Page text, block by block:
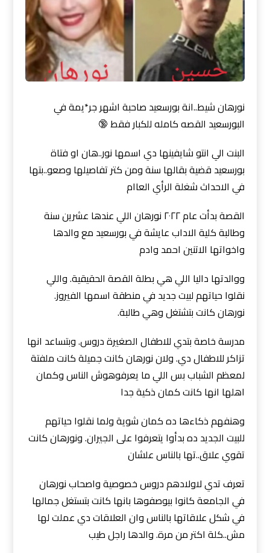
نورهان شيط..انة بورسعيد صاحبة اشهر جر*يمة في
البورسعيد القصه كامله للكبار فقط 🔞
البنت الي انتو شايفينها دي اسمها نور..هان او فتاة
بورسعيد قضية بقالها سنة ومن كتر تفاصيلها وصعو..بتها
في الاحداث شغلة الرأي العاام
القصة بدأت عام ٢٠٢٢ نورهان اللي عندها عشرين سنة
وطالبة كلية الاداب عايشة في بورسعيد مع والدها
واخواتها الاتنين احمد وادم
ووالدتها داليا اللي هي بطلة القصة الحقيقية. واللي
نقلوا حياتهم لبيت جديد في منطقة اسمها الفيروز.
نورهان كانت بتشتغل وهي طالبة.
مدرسة خاصة بتدي للاطفال الصغيرة دروس. وبتساعد انها
تزاكر للاطفال دي. ولان نورهان كانت جميلة كانت ملفتة
لمعظم الشباب بس اللي ما يعرفوهوش الناس وكمان
اهلها انها كانت كمان ذكية جدا
وهنفهم ذكاءها ده كمان شوية ولما نقلوا حياتهم
للبيت الجديد ده بدأوا يتعرفوا على الجيران. ونورهان كانت
تقوي علاق..تها بالناس علشان
تعرف تدي لاولادهم دروس خصوصية واصحاب نورهان
في الجامعة كانوا بيوصفوها بانها كانت بتستغل جمالها
في شكل علاقاتها بالناس وان العلاقات دي عملت لها
مش..كلة اكتر من مرة. والدها راجل طيب